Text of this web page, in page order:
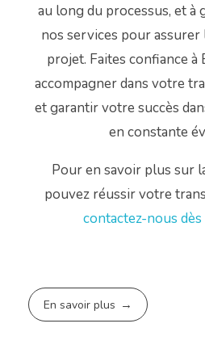
au long du processus, et à
nos services pour
projet. Faites confiance
accompagner dans votre
et garantir votre succès
en constante
Pour en savoir plus sur
pouvez réussir votre
contactez-nous dès
En savoir plus